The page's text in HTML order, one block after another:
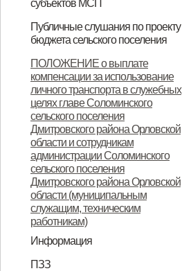
субъектов МСП
НПА
Вопрос-ответ
Имущество для бизнеса
Материалы корпорации
Коллегиальный орган
Публичные слушания по проекту
бюджета сельского поселения
ИТОГОВЫЙ ДОКУМЕНТ
публичных слушаний по проекту
муниципального правового акта
«О бюджете Соломинского
сельского поселения
Дмитровского района Орловской
области на 2021 год и плановый
период 2022-2023 годов»
ПОЛОЖЕНИЕ о выплате
компенсации за использование
личного транспорта в служебных
целях главе Соломинского
сельского поселения
Дмитровского района Орловской
области и сотрудникам
администрации Соломинского
сельского поселения
Дмитровского района Орловской
области (муниципальным
служащим, техническим
работникам)
Информация
Информация по дорогам
ПЗЗ